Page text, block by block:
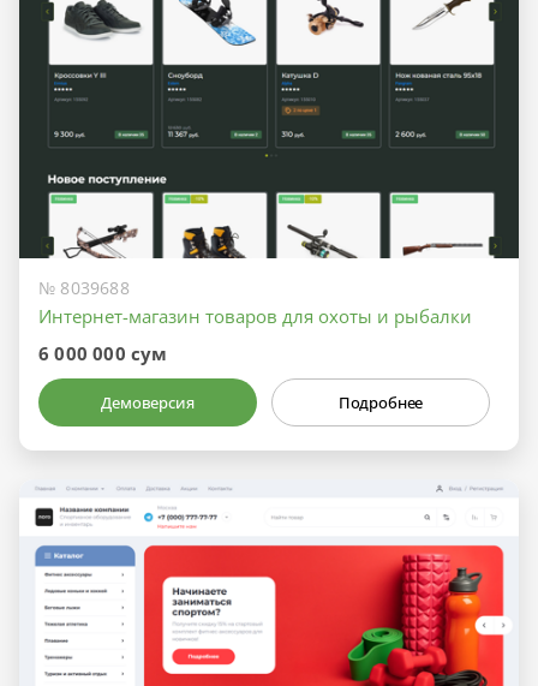
№ 8039688
Интернет-магазин товаров для охоты и рыбалки
6 000 000 сум
Демоверсия Подробнее